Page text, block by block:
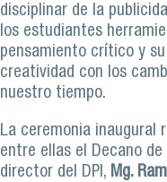
disciplinar de la
los estudiantes
pensamiento crítico y
creatividad con los
nuestro tiempo.
La ceremonia inaugural
entre ellas el Decano
director del DPI, Mg.